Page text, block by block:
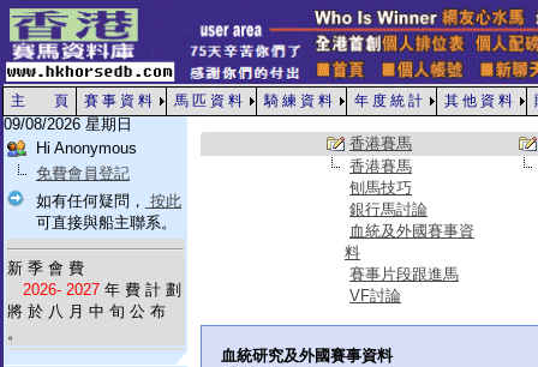
主 頁 賽 事 資 料 馬 匹 資 料 騎 練 資 料 年 度 統 計 其 他 資 料
09/08/2026 星期日
Hi Anonymous
免費會員登記
如有任何疑問， 按此
可直接與船主聯系。
新 季 會 費
2026- 2027 年 費 計 劃
將 於 八 月 中 旬 公 布
。
香港賽馬
香港賽馬
刨馬技巧
銀行馬討論
血統及外國賽事資
料
賽事片段跟進馬
VF討論
血統研究及外國賽事資料